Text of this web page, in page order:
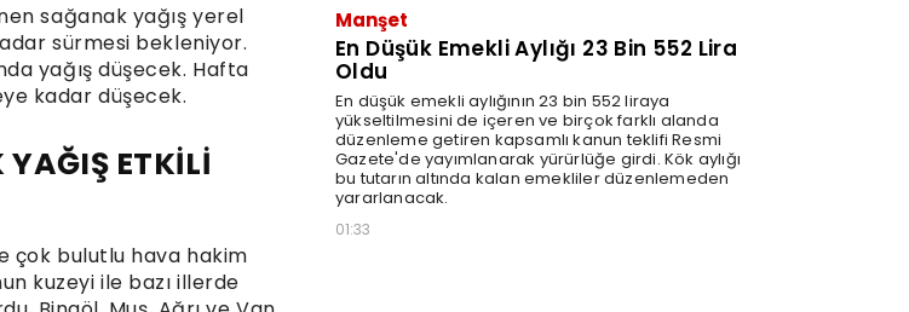
sağanak yağış yerel
sürmesi bekleniyor.
yağış düşecek. Hafta
kadar düşecek.
YAĞIŞ ETKİLİ
çok bulutlu hava hakim
kuzeyi ile bazı illerde
Manşet
En Düşük Emekli Aylığı 23 Bin 552 Lira
Oldu
En düşük emekli aylığının 23 bin 552 liraya
yükseltilmesini de içeren ve birçok farklı alanda
düzenleme getiren kapsamlı kanun teklifi Resmi
Gazete'de yayımlanarak yürürlüğe girdi. Kök aylığı
bu tutarın altında kalan emekliler düzenlemeden
yararlanacak.
01:33